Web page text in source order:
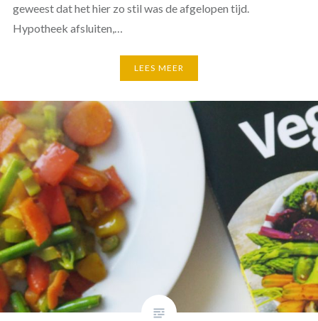
geweest dat het hier zo stil was de afgelopen tijd.
Hypotheek afsluiten,…
LEES MEER